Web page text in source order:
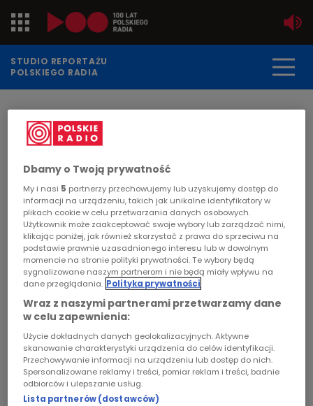
Jedynka
Dwójka
Trójka
Czwórka
PR24
Poland
Kierowcy
Dzieci
Chopin
Podcasty
STUDIO REPORTAŻU
POLSKIEGO RADIA
DATA PUBLIKACJI:
2015-10-15
STRONA GŁÓWNA>ARTYKUŁ
"Godne dzieciństwo" - reportaż
Magdy Skawińskiej
POLSKIE RADIO
Problem niedożywienia wśród dzieci. Nie chodzi
tylko o liczbę spożywanych kalorii, jakość czy
ilość jedzenia. To problem połączony ze sferą
psychiczną.
Dbamy o Twoją prywatność
My i nasi 5 partnerzy przechowujemy lub uzyskujemy dostęp do
informacji na urządzeniu, takich jak unikalne identyfikatory w
plikach cookie w celu przetwarzania danych osobowych.
Użytkownik może zaakceptować swoje wybory lub zarządzać nimi,
klikając poniżej, jak również skorzystać z prawa do sprzeciwu na
podstawie prawnie uzasadnionego interesu lub w dowolnym
momencie na stronie polityki prywatności. Te wybory będą
sygnalizowane naszym partnerom i nie będą miały wpływu na
dane przeglądania. Polityka prywatności
Wraz z naszymi partnerami przetwarzamy dane
w celu zapewnienia:
Użycie dokładnych danych geolokalizacyjnych. Aktywne
skanowanie charakterystyki urządzenia do celów identyfikacji.
Przechowywanie informacji na urządzeniu lub dostęp do nich.
Spersonalizowane reklamy i treści, pomiar reklam i treści, badnie
odbiorców i ulepszanie usług.
Lista partnerów (dostawców)